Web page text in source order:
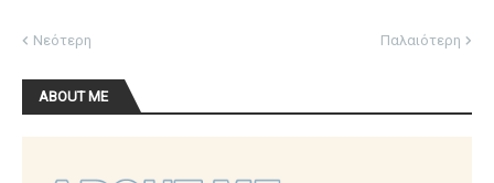
Νεότερη Παλαιότερη
ABOUT ME